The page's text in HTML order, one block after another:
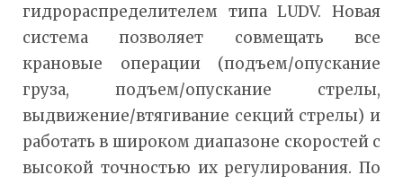
гидрораспределителем типа LUDV. Новая
система позволяет совмещать все
крановые операции (подъем/опускание
груза, подъем/опускание стрелы,
выдвижение/втягивание секций стрелы) и
работать в широком диапазоне скоростей с
высокой точностью их регулирования. По